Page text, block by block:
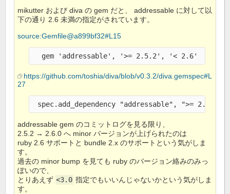
mikutter および diva の gem だと、 addressable に対して以
下の通り 2.6 未満の指定がされています。
source:Gemfile@a899bf32#L15
  gem 'addressable', '>= 2.5.2', '< 2.6'
https://github.com/toshia/diva/blob/v0.3.2/diva.gemspec#L
27
spec.add_dependency "addressable", ">= 2.5",
addressable gem のコミットログを見る限り、
2.5.2 → 2.6.0 へ minor バージョンが上げられたのは
ruby 2.6 サポートと bundle 2.x のサポートという気がしま
す。
過去の minor bump を見ても ruby のバージョン絡みのみっ
ぽいので、
とりあえず <3.0 指定でもいいんじゃないかという気がしま
す。